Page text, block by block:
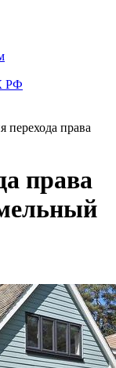
РФ
перехода права
права